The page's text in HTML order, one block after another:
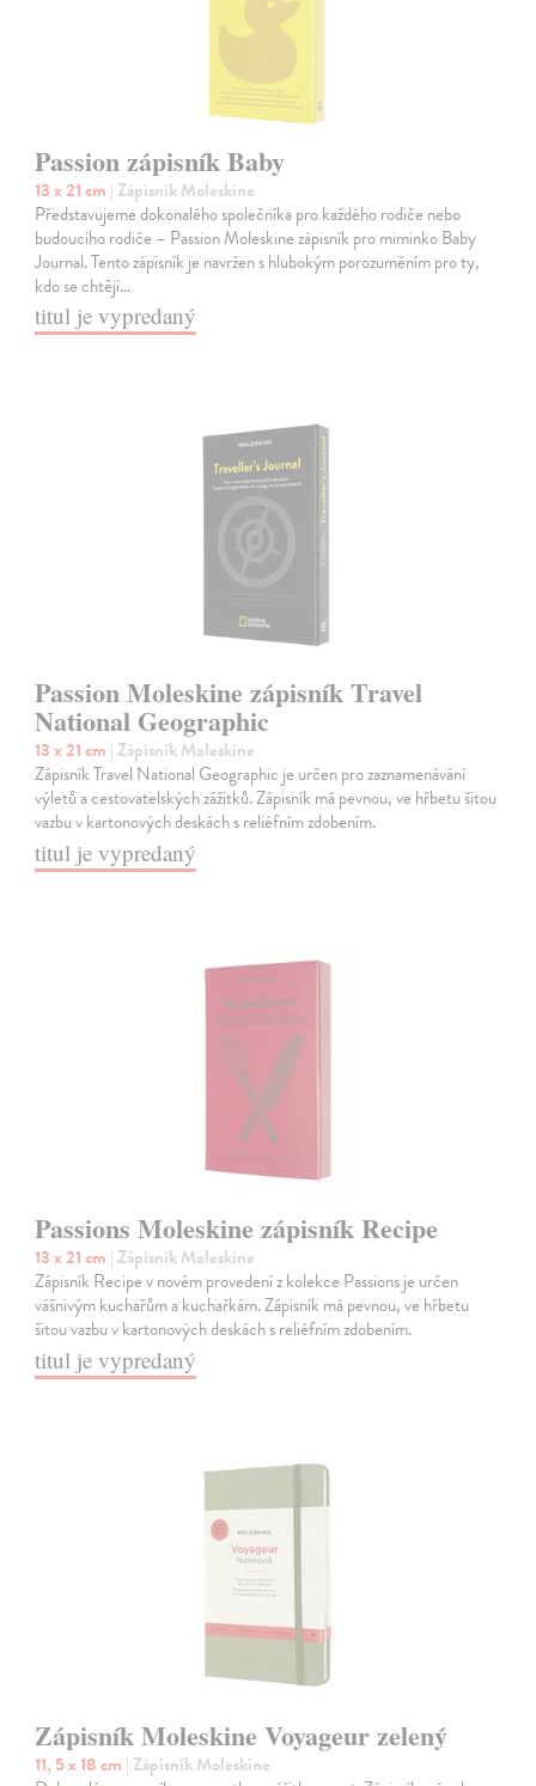
Passion zápisník Baby
13 x 21 cm | Zápisník Moleskine
Představujeme dokonalého společníka pro každého rodiče nebo
budoucího rodiče – Passion Moleskine zápisník pro miminko Baby
Journal. Tento zápisník je navržen s hlubokým porozuměním pro ty,
kdo se chtějí…
titul je vypredaný
Passion Moleskine zápisník Travel
National Geographic
13 x 21 cm | Zápisník Moleskine
Zápisník Travel National Geographic je určen pro zaznamenávání
výletů a cestovatelských zážitků. Zápisník má pevnou, ve hřbetu šitou
vazbu v kartonových deskách s reliéfním zdobením.
titul je vypredaný
Passions Moleskine zápisník Recipe
13 x 21 cm | Zápisník Moleskine
Zápisník Recipe v novém provedení z kolekce Passions je určen
vášnivým kuchařům a kuchařkám. Zápisník má pevnou, ve hřbetu
šitou vazbu v kartonových deskách s reliéfním zdobením.
titul je vypredaný
Zápisník Moleskine Voyageur zelený
11, 5 x 18 cm | Zápisník Moleskine